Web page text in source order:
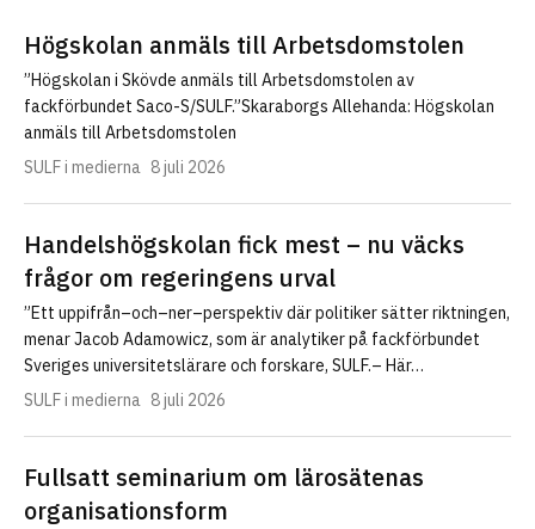
Högskolan anmäls till Arbetsdomstolen
”Högskolan i Skövde anmäls till Arbetsdomstolen av
fackförbundet Saco-S/SULF.”Skaraborgs Allehanda: Högskolan
anmäls till Arbetsdomstolen
SULF i medierna 8 juli 2026
Handelshögskolan fick mest – nu väcks
frågor om regeringens urval
”Ett uppifrån–och–ner–perspektiv där politiker sätter riktningen,
menar Jacob Adamowicz, som är analytiker på fackförbundet
Sveriges universitetslärare och forskare, SULF.– Här…
SULF i medierna 8 juli 2026
Fullsatt seminarium om lärosätenas
organisationsform